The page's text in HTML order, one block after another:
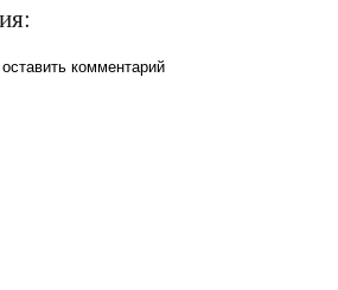
комментарий